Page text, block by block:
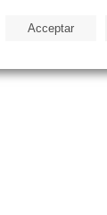
Acceptar